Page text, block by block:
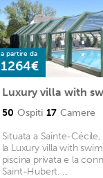
a partire da
1264€
50 Ospiti 17 Camere
Situata a Sainte-
la Luxury villa with
piscina privata e la
Saint-Hubert. ...